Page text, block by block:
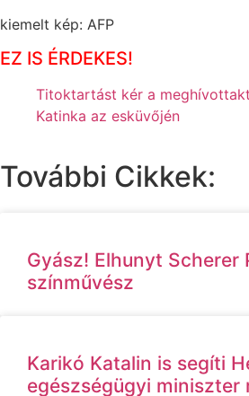
kiemelt kép: AFP
EZ IS ÉRDEKES!
Titoktartást kér a
Katinka az esküvőjén
További Cikkek:
Gyász! Elhunyt Scherer
színművész
Karikó Katalin is segíti
egészségügyi miniszter